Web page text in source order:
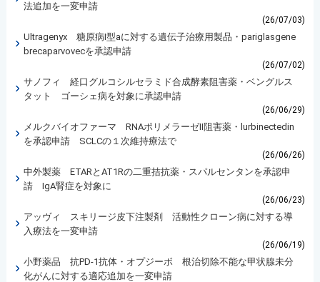
法追加を一変申請
(26/07/03)
Ultragenyx 糖原病I型aに対する遺伝子治療用製品・pariglasgene
brecaparvovecを承認申請
(26/07/02)
サノフィ 経口グルコシルセラミド合成酵素阻害薬・ベングルス
タット ゴーシェ病を対象に承認申請
(26/06/29)
メルクバイオファーマ RNAポリメラーゼII阻害薬・lurbinectedin
を承認申請 SCLCの１次維持療法で
(26/06/26)
中外製薬 ETARとAT1Rの二重拮抗薬・スパルセンタンを承認申
請 IgA腎症を対象に
(26/06/23)
アッヴィ スキリージ皮下注製剤 活動性クローン病に対する導
入療法を一変申請
(26/06/19)
小野薬品 抗PD-1抗体・オプジーボ 根治切除不能な甲状腺未分
化がんに対する適応追加を一変申請